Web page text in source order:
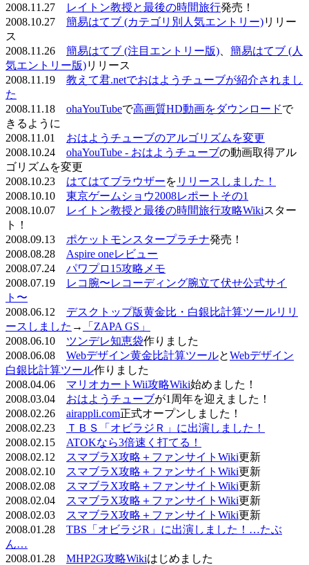
2008.11.27
レイトン教授と最後の時間旅行発売！
2008.10.27 簡易はてブ (カテゴリ別人気エントリー)リリー
ス
2008.11.26 簡易はてブ (注目エントリー版)
簡易はてブ (人
気エントリー版)リリース
2008.11.19 教えて君.netでおはようチューブが紹介されまし
た
2008.11.18 ohaYouTubeで高画質HD動画をダウンロードで
きるように
2008.11.01 おはようチューブのアルゴリズムを変更
2008.10.24 ohaYouTube - おはようチューブの動画取得アル
ゴリズムを変更
2008.10.23 はてはてブラウザーを リリースしました！
2008.10.10 東京ゲームショウ2008レポートその1
2008.10.07
レイトン教授と最後の時間旅行攻略Wikiスター
ト！
2008.09.13 ポケットモンスタープラチナ発売！
2008.08.28 Aspire oneレビュー
2008.07.24 パワプロ15攻略メモ
2008.07.19
レコ腕〜レコーディング腕立て伏せ公式サイ
ト〜
2008.06.12 デスクトップ版黄金比・白銀比計算ツールリリ
ースしました →
「ZAPA GS」
2008.06.10 ツンデレ知恵袋作りました
2008.06.08 Webデザイン黄金比計算ツールとWebデザイン
白銀比計算ツール作りました
2008.04.06 マリオカートWii攻略Wiki始めました！
2008.03.04 おはようチューブが1周年を迎えました！
2008.02.26 airappli.com正式オープンしました！
2008.02.23
ＴＢＳ「オビラジＲ」に出演しました！
2008.02.15 ATOKなら3倍速く打てる！
2008.02.12
スマブラX攻略＋ファンサイトWiki更新
2008.02.10
スマブラX攻略＋ファンサイトWiki更新
2008.02.08
スマブラX攻略＋ファンサイトWiki更新
2008.02.04
スマブラX攻略＋ファンサイトWiki更新
2008.02.03
スマブラX攻略＋ファンサイトWiki更新
2008.01.28 TBS「オビラジR」に出演しました！…たぶ
ん…
2008.01.28 MHP2G攻略Wikiはじめました